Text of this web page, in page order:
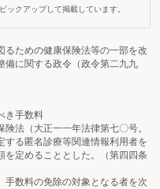
ックアップして掲載しています。
ための健康保険法等の一部を改
備に関する政令（政令第二九九
き手数料
（大正一一年法律第七〇号。
する匿名診療等関連情報利用者を
を定めることとした。（第四四条
数料の免除の対象となる者を次